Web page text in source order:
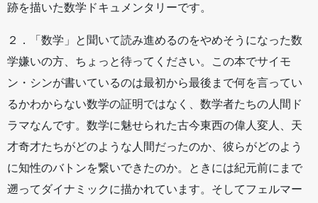
跡を描いた数学ドキュメンタリーです。
２．「数学」と聞いて読み進めるのをやめそうになった数
学嫌いの方、ちょっと待ってください。この本でサイモ
ン・シンが書いているのは最初から最後まで何を言ってい
るかわからない数学の証明ではなく、数学者たちの人間ド
ラマなんです。数学に魅せられた古今東西の偉人変人、天
才奇才たちがどのような人間だったのか、彼らがどのよう
に知性のバトンを繋いできたのか。ときには紀元前にまで
遡ってダイナミックに描かれています。そしてフェルマー